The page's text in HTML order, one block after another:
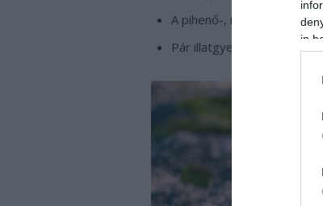
in
A pihenő-, meditálóhelyet
Pár illatgyertyával tovább